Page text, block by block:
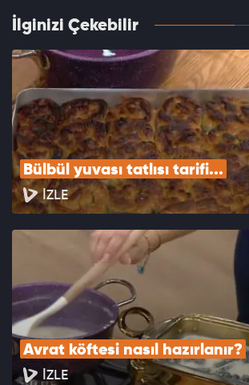
İlginizi Çekebilir
Bülbül yuvası tatlısı tarifi...
İZLE
Avrat köftesi nasıl hazırlanır?
İZLE